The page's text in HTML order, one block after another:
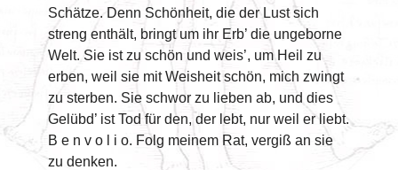
Schätze. Denn Schönheit, die der Lust sich
streng enthält, bringt um ihr Erb’ die ungeborne
Welt. Sie ist zu schön und weis’, um Heil zu
erben, weil sie mit Weisheit schön, mich zwingt
zu sterben. Sie schwor zu lieben ab, und dies
Gelübd’ ist Tod für den, der lebt, nur weil er liebt.
B e n v o l i o. Folg meinem Rat, vergiß an sie
zu denken.